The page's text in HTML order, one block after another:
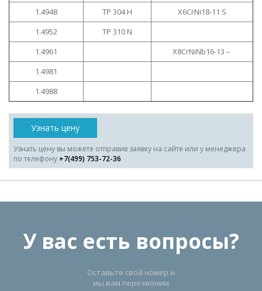
1.4948
TP 304 H
X6CrNi18-11 S
1.4952
TP 310 N
1.4961
X8CrNiNb16-13 –
1.4981
1.4988
Узнать цену
Узнать цену вы можете отправив заявку на сайте или у менеджера
по телефону +7(499) 753-72-36
У вас есть вопросы?
Оставьте свой номер и
мы вам перезвоним